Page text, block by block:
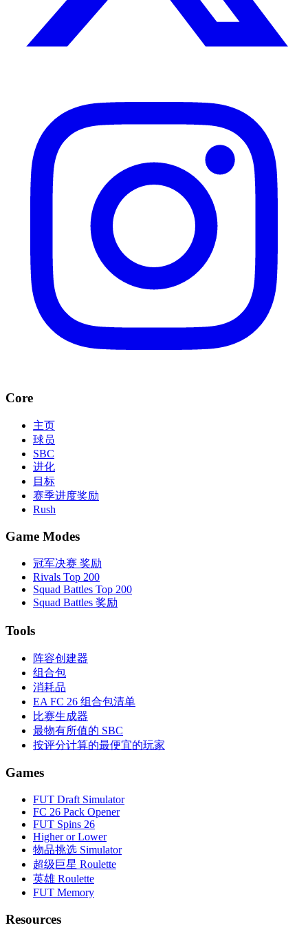
Core
主页
球员
SBC
进化
目标
赛季进度奖励
Rush
Game Modes
冠军决赛 奖励
Rivals Top 200
Squad Battles Top 200
Squad Battles 奖励
Tools
阵容创建器
组合包
消耗品
EA FC 26 组合包清单
比赛生成器
最物有所值的 SBC
按评分计算的最便宜的玩家
Games
FUT Draft Simulator
FC 26 Pack Opener
FUT Spins 26
Higher or Lower
物品挑选 Simulator
超级巨星 Roulette
英雄 Roulette
FUT Memory
Resources